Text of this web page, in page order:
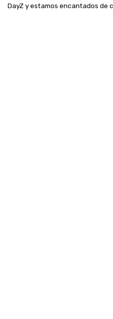
DayZ y estamos encantados de